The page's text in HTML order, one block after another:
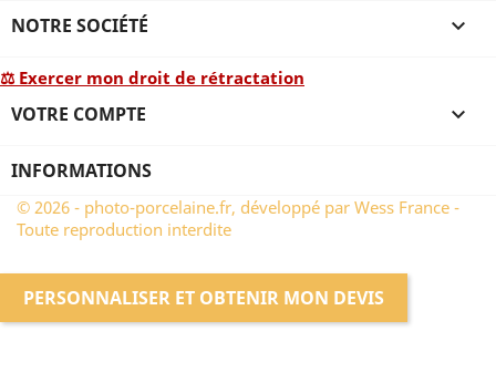
NOTRE SOCIÉTÉ 
⚖ Exercer mon droit de rétractation
VOTRE COMPTE 
INFORMATIONS
© 2026 - photo-porcelaine.fr, développé par Wess France -
Toute reproduction interdite
PERSONNALISER ET OBTENIR MON DEVIS